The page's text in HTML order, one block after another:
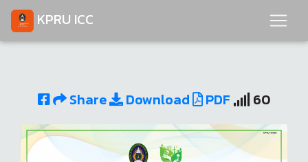
KPRU ICC
Share Download PDF 60